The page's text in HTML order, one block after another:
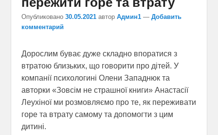
Опубликовано 30.05.2021 автор Админ1 — Добавить
комментарий
Дорослим буває дуже складно впоратися з
втратою близьких, що говорити про дітей. У
компанії психологині Олени Западнюк та
авторки «Зовсім не страшної книги» Анастасії
Леухіної ми розмовляємо про те, як переживати
горе та втрату самому та допомогти з цим
дитині.